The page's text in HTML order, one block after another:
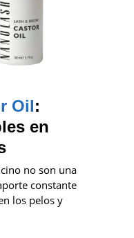
Oil:
en
no son una
constante
los pelos y